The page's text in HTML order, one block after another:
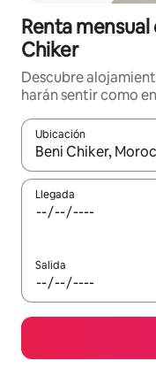
Renta
Chiker
Descubre
harán sentir como
Ubicación
Cuando los
Llegada
Salida